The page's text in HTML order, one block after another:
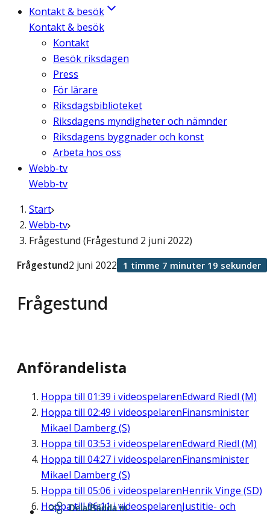
Kontakt & besök
Kontakt & besök
Kontakt
Besök riksdagen
Press
För lärare
Riksdagsbiblioteket
Riksdagens myndigheter och nämnder
Riksdagens byggnader och konst
Arbeta hos oss
Webb-tv
Webb-tv
Start
Webb-tv
Frågestund (Frågestund 2 juni 2022)
Frågestund
Frågestund2 juni 2022 1 timme 7 minuter 19 sekunder
Anförandelista
Hoppa till 01:39 i videospelarenEdward Riedl (M)
Hoppa till 02:49 i videospelarenFinansminister
Mikael Damberg (S)
Hoppa till 03:53 i videospelarenEdward Riedl (M)
Hoppa till 04:27 i videospelarenFinansminister
Mikael Damberg (S)
Hoppa till 05:06 i videospelarenHenrik Vinge (SD)
Hoppa till06:11i videospelarenJustitie- och
Dela/Bädda in